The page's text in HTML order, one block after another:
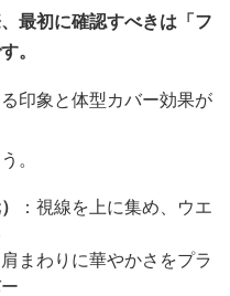
最初に確認すべきは「フ
。
印象と体型カバー効果が
。
：視線を上に集め、ウエ
まわりに華やかさをプラ